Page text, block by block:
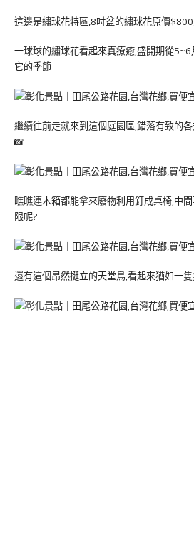
這邊是繡球花特區,8吋盆的繡球花原價
一球球的繡球花看起來真療癒,盛開期從
它的季節
繼續往前走就來到這個庭園區,錯落有致的
📸
瞧瞧連木箱都能拿來廢物利用釘成桌椅,中
限呢?
還有這個昂然挺立的天堂鳥,看起來猶如一